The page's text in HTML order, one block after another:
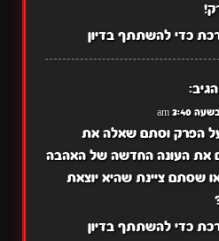
כדי להשתתף בדיון
הגיב:
הפרק וסתם שאלה את
את העונה החדשה של האהבה
שסתם ציינת שהיא יוצאת
כדי להשתתף בדיון